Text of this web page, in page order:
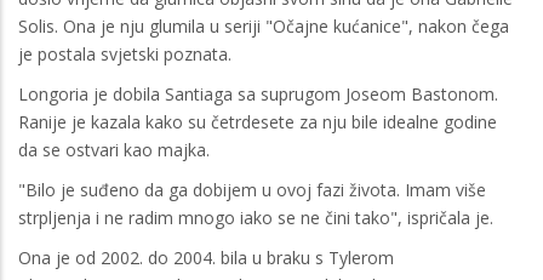
Solis. Ona je nju glumila u seriji "Očajne kućanice", nakon čega
je postala svjetski poznata.
Longoria je dobila Santiaga sa suprugom Joseom Bastonom.
Ranije je kazala kako su četrdesete za nju bile idealne godine
da se ostvari kao majka.
"Bilo je suđeno da ga dobijem u ovoj fazi života. Imam više
strpljenja i ne radim mnogo iako se ne čini tako", ispričala je.
Ona je od 2002. do 2004. bila u braku s Tylerom